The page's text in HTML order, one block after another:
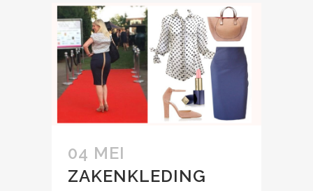
04 MEI
ZAKENKLEDING